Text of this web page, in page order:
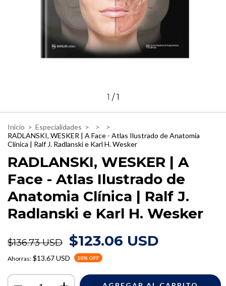
1 /1
Inicio > Especialidades > >
>
RADLANSKI, WESKER | A Face - Atlas Ilustrado de Anatomia
Clínica | Ralf J. Radlanski e Karl H. Wesker
RADLANSKI, WESKER | A
Face - Atlas Ilustrado de
Anatomia Clínica | Ralf J.
Radlanski e Karl H. Wesker
$136.73 USD $123.06 USD
Ahorras: $13.67 USD 10% OFF